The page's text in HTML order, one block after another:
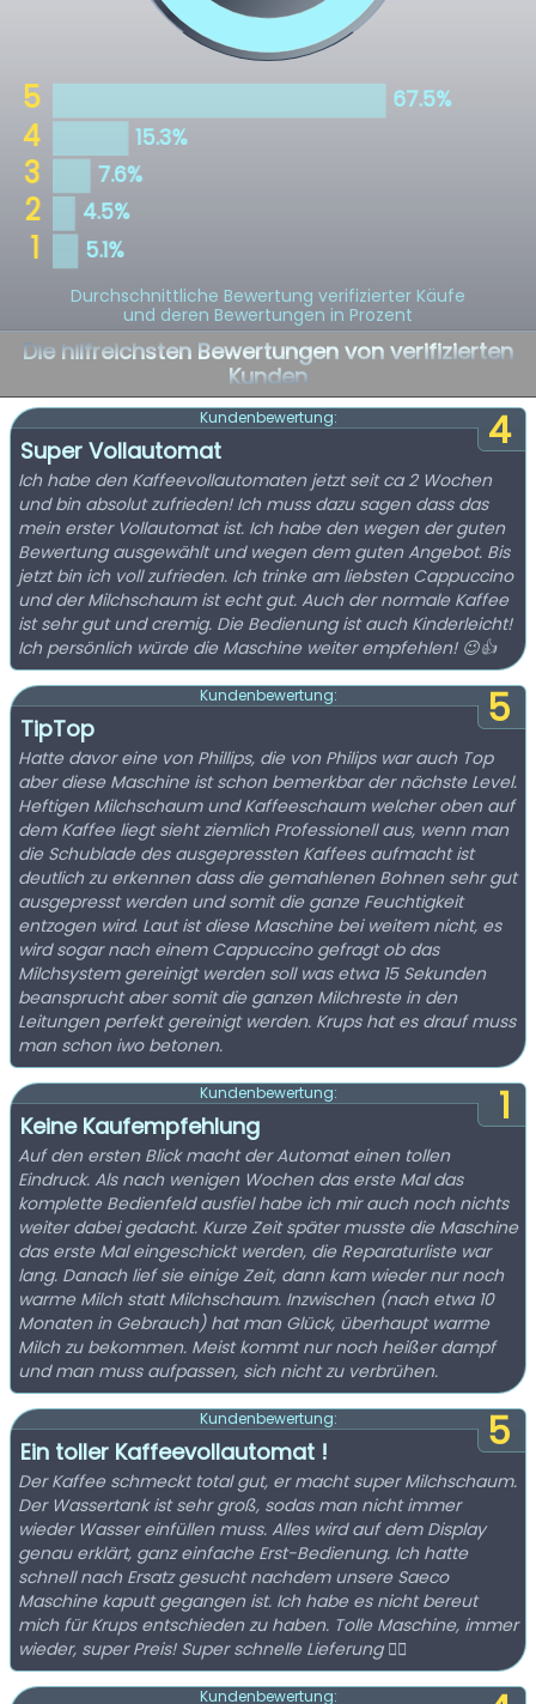
Durchschnittliche Bewertung verifizierter Käufe
und deren Bewertungen in Prozent
Die hilfreichsten Bewertungen von verifizierten
Kunden
4
Kundenbewertung:
Super Vollautomat
Ich habe den Kaffeevollautomaten jetzt seit ca 2 Wochen
und bin absolut zufrieden! Ich muss dazu sagen dass das
mein erster Vollautomat ist. Ich habe den wegen der guten
Bewertung ausgewählt und wegen dem guten Angebot. Bis
jetzt bin ich voll zufrieden. Ich trinke am liebsten Cappuccino
und der Milchschaum ist echt gut. Auch der normale Kaffee
ist sehr gut und cremig. Die Bedienung ist auch Kinderleicht!
Ich persönlich würde die Maschine weiter empfehlen! 😉👍
5
Kundenbewertung:
TipTop
Hatte davor eine von Phillips, die von Philips war auch Top
aber diese Maschine ist schon bemerkbar der nächste Level.
Heftigen Milchschaum und Kaffeeschaum welcher oben auf
dem Kaffee liegt sieht ziemlich Professionell aus, wenn man
die Schublade des ausgepressten Kaffees aufmacht ist
deutlich zu erkennen dass die gemahlenen Bohnen sehr gut
ausgepresst werden und somit die ganze Feuchtigkeit
entzogen wird. Laut ist diese Maschine bei weitem nicht, es
wird sogar nach einem Cappuccino gefragt ob das
Milchsystem gereinigt werden soll was etwa 15 Sekunden
beansprucht aber somit die ganzen Milchreste in den
Leitungen perfekt gereinigt werden. Krups hat es drauf muss
man schon iwo betonen.
1
Kundenbewertung:
Keine Kaufempfehlung
Auf den ersten Blick macht der Automat einen tollen
Eindruck. Als nach wenigen Wochen das erste Mal das
komplette Bedienfeld ausfiel habe ich mir auch noch nichts
weiter dabei gedacht. Kurze Zeit später musste die Maschine
das erste Mal eingeschickt werden, die Reparaturliste war
lang. Danach lief sie einige Zeit, dann kam wieder nur noch
warme Milch statt Milchschaum. Inzwischen (nach etwa 10
Monaten in Gebrauch) hat man Glück, überhaupt warme
Milch zu bekommen. Meist kommt nur noch heißer dampf
und man muss aufpassen, sich nicht zu verbrühen.
5
Kundenbewertung:
Ein toller Kaffeevollautomat !
Der Kaffee schmeckt total gut, er macht super Milchschaum.
Der Wassertank ist sehr groß, sodas man nicht immer
wieder Wasser einfüllen muss. Alles wird auf dem Display
genau erklärt, ganz einfache Erst-Bedienung. Ich hatte
schnell nach Ersatz gesucht nachdem unsere Saeco
Maschine kaputt gegangen ist. Ich habe es nicht bereut
mich für Krups entschieden zu haben. Tolle Maschine, immer
wieder, super Preis! Super schnelle Lieferung 👍🏽
Kundenbewertung: